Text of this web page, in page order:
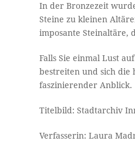
In der Bronzezeit
Steine zu kleinen
imposante Steinaltäre,
Falls Sie einmal Lust
bestreiten und sich die
faszinierender Anblick.
Titelbild: Stadtarchiv
Verfasserin: Laura